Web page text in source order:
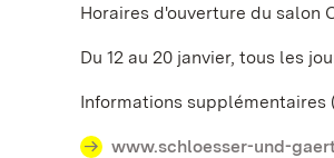
Horaires d'ouverture du salon
Du 12 au 20 janvier, tous les
Informations
www.schloesser-und-